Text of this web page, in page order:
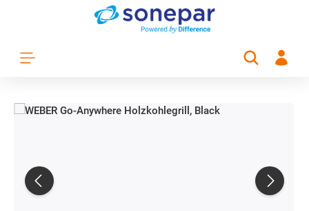
Zum Hauptinhalt springen